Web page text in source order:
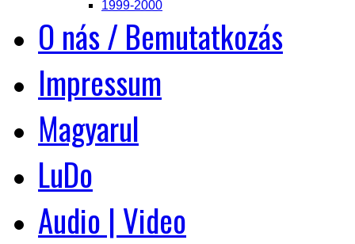
1999-2000
O nás / Bemutatkozás
Impressum
Magyarul
LuDo
Audio | Video